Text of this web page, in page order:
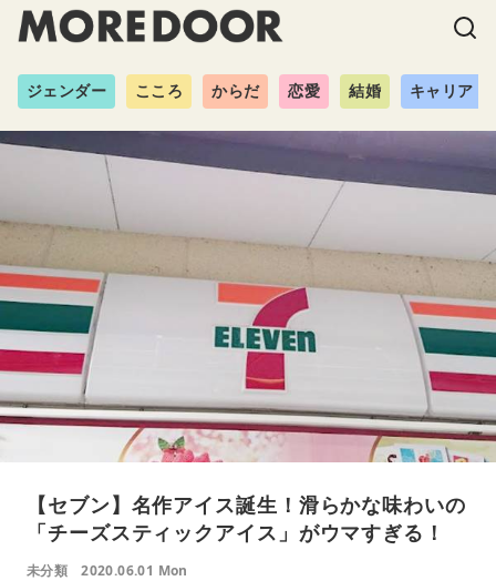
ジェンダー こころ からだ 恋愛 結婚 キャリア
【セブン】名作アイス誕生！滑らかな味わいの
「チーズスティックアイス」がウマすぎる！
未分類 2020.06.01 Mon